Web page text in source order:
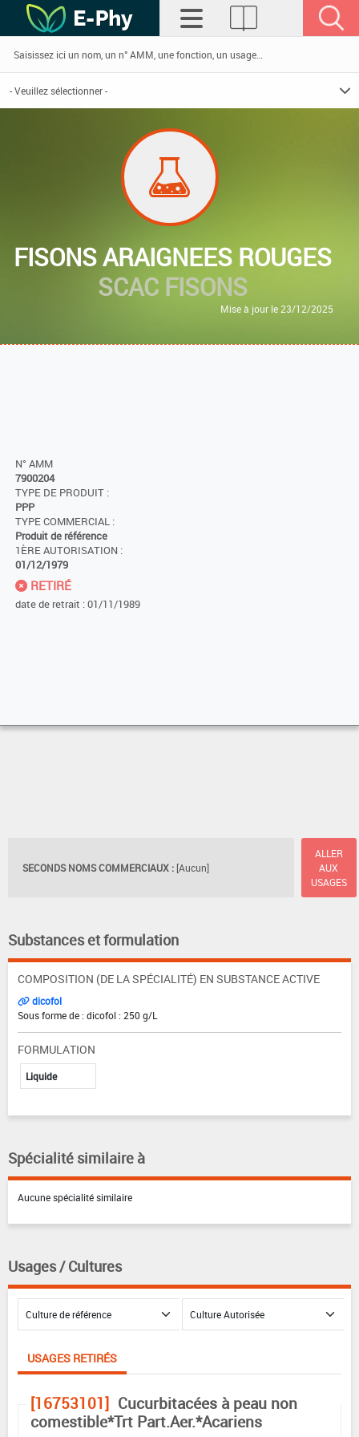
FISONS ARAIGNEES ROUGES
SCAC FISONS
Mise à jour le 23/12/2025
N° AMM
7900204
TYPE DE PRODUIT :
PPP
TYPE COMMERCIAL :
Produit de référence
1ÈRE AUTORISATION :
01/12/1979
RETIRÉ
date de retrait : 01/11/1989
SECONDS NOMS COMMERCIAUX : [Aucun]
ALLER
AUX
USAGES
Substances et formulation
COMPOSITION (DE LA SPÉCIALITÉ) EN SUBSTANCE ACTIVE
dicofol
Sous forme de : dicofol : 250 g/L
FORMULATION
Liquide
Spécialité similaire à
Aucune spécialité similaire
Usages / Cultures
USAGES RETIRÉS
[16753101] Cucurbitacées à peau non
comestible*Trt Part.Aer.*Acariens